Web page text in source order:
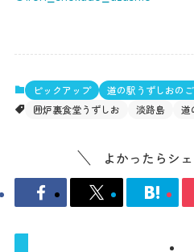
ピックアップ
道の駅うずしおの
囲炉裏食堂うずしお
淡路島 道
よかったらシ